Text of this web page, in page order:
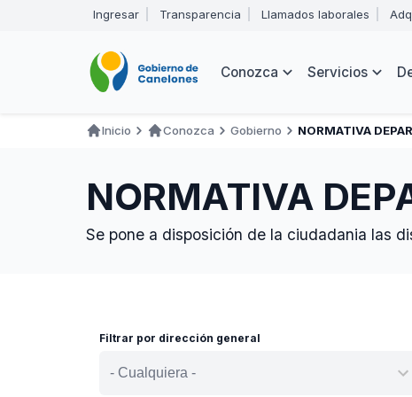
Ingresar Transparencia Llamados laborales
Navegación
Conozca Servicios
navegación
Inicio Conozca Gobierno NORMATIVA
NORMATIVA
Se pone a disposición de la ciudadania las
Filtrar por dirección general